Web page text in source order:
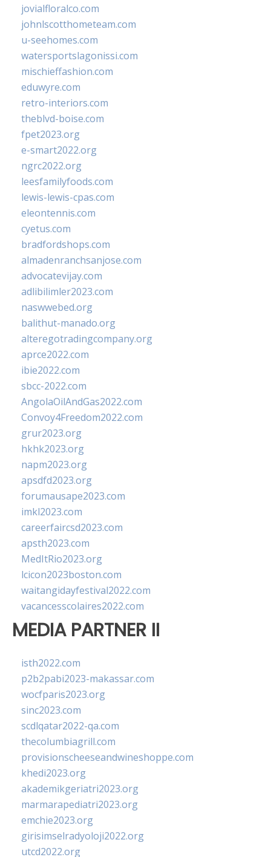
jovialfloralco.com
johnlscotthometeam.com
u-seehomes.com
watersportslagonissi.com
mischieffashion.com
eduwyre.com
retro-interiors.com
theblvd-boise.com
fpet2023.org
e-smart2022.org
ngrc2022.org
leesfamilyfoods.com
lewis-lewis-cpas.com
eleontennis.com
cyetus.com
bradfordshops.com
almadenranchsanjose.com
advocatevijay.com
adlibilimler2023.com
naswwebed.org
balithut-manado.org
alteregotradingcompany.org
aprce2022.com
ibie2022.com
sbcc-2022.com
AngolaOilAndGas2022.com
Convoy4Freedom2022.com
grur2023.org
hkhk2023.org
napm2023.org
apsdfd2023.org
forumausape2023.com
imkl2023.com
careerfaircsd2023.com
apsth2023.com
MedItRio2023.org
lcicon2023boston.com
waitangidayfestival2022.com
vacancesscolaires2022.com
MEDIA PARTNER II
isth2022.com
p2b2pabi2023-makassar.com
wocfparis2023.org
sinc2023.com
scdlqatar2022-qa.com
thecolumbiagrill.com
provisionscheeseandwineshoppe.com
khedi2023.org
akademikgeriatri2023.org
marmarapediatri2023.org
emchie2023.org
girisimselradyoloji2022.org
utcd2022.org